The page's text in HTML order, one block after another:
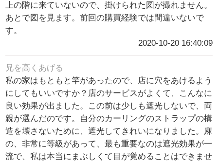
上の階に来ていないので、掛けられた図が撮れません。
あとで図を見ます。前回の購買経験では間違いないで
す。
2020-10-20 16:40:09
兄を高くあげる
私の家はもともと竿があったので、店に穴をあけるよう
にしてもいいですか？店のサービスがよくて、こんなに
良い効果が出ました。この前は少しも遮光しないで、両
親が選んだのです。自分のカーリングのストラップの構
造を壊さないために、遮光してきれいになりました。麻
の、非常に等級があって、最も重要なのは遮光効果が一
流で、私は本当にまぶしくて目が覚めることはできませ